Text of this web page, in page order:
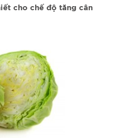
cho chế độ tăng cân